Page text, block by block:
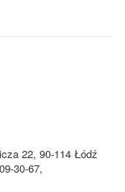
22, 90-114 Łódź
30-67,